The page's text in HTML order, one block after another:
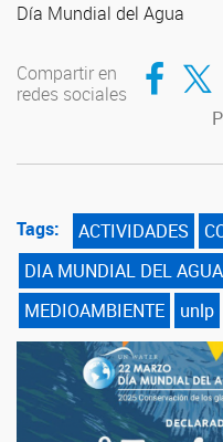
Día Mundial del Agua
Compartir en
redes sociales
Compartir
Tags: ACTIVIDADES
DIA MUNDIAL DEL AGUA
MEDIOAMBIENTE
unlp